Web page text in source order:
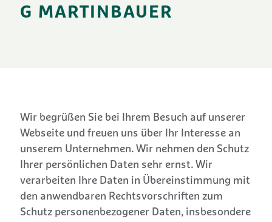
G MARTINBAUER
Wir begrüßen Sie bei Ihrem Besuch auf unserer
Webseite und freuen uns über Ihr Interesse an
unserem Unternehmen. Wir nehmen den Schutz
Ihrer persönlichen Daten sehr ernst. Wir
verarbeiten Ihre Daten in Übereinstimmung mit
den anwendbaren Rechtsvorschriften zum
Schutz personenbezogener Daten, insbesondere